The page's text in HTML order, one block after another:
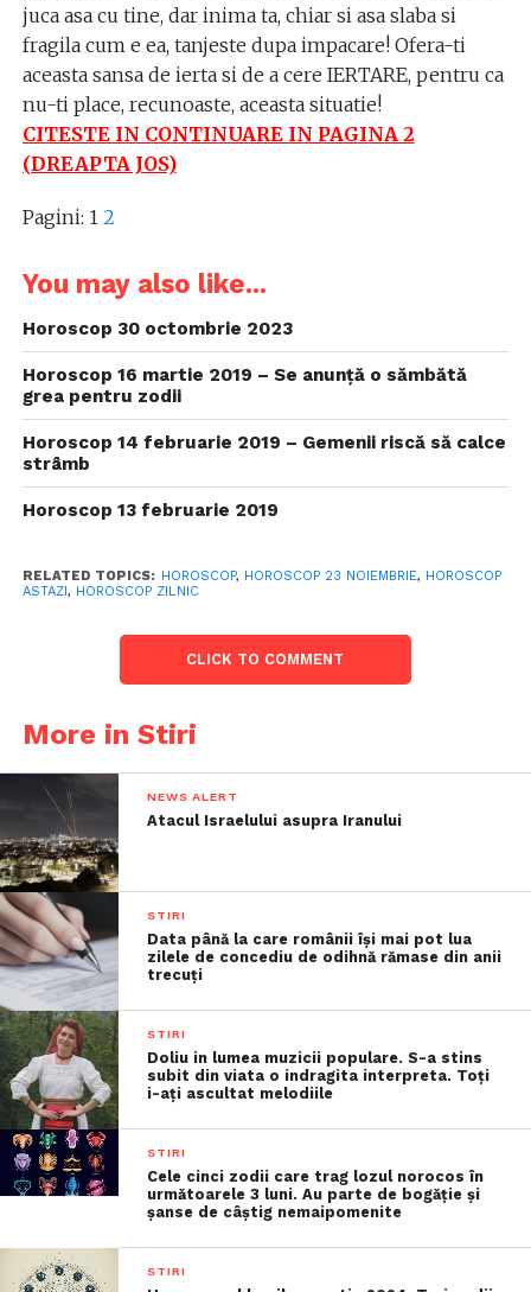
juca asa cu tine, dar inima ta, chiar si asa slaba si
fragila cum e ea, tanjeste dupa impacare! Ofera-ti
aceasta sansa de ierta si de a cere IERTARE, pentru ca
nu-ti place, recunoaste, aceasta situatie!
CITESTE IN CONTINUARE IN PAGINA 2
(DREAPTA JOS)
Pagini: 1 2
You may also like...
Horoscop 30 octombrie 2023
Horoscop 16 martie 2019 – Se anunță o sămbătă
grea pentru zodii
Horoscop 14 februarie 2019 – Gemenii riscă să calce
strâmb
Horoscop 13 februarie 2019
RELATED TOPICS: HOROSCOP, HOROSCOP 23 NOIEMBRIE, HOROSCOP
ASTAZI, HOROSCOP ZILNIC
CLICK TO COMMENT
More in Stiri
NEWS ALERT
Atacul Israelului asupra Iranului
STIRI
Data până la care românii îşi mai pot lua
zilele de concediu de odihnă rămase din anii
trecuţi
STIRI
Doliu in lumea muzicii populare. S-a stins
subit din viata o indragita interpreta. Toți
i-ați ascultat melodiile
STIRI
Cele cinci zodii care trag lozul norocos în
următoarele 3 luni. Au parte de bogăție și
șanse de câștig nemaipomenite
STIRI